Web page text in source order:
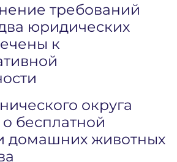
требований
юридических
к
округа
бесплатной
домашних животных